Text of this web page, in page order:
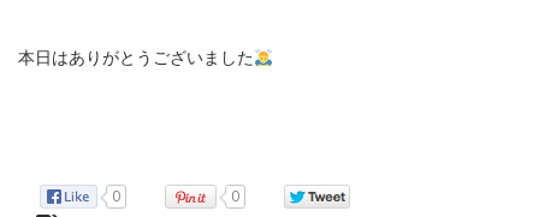
本日はありがとうございました
0 0